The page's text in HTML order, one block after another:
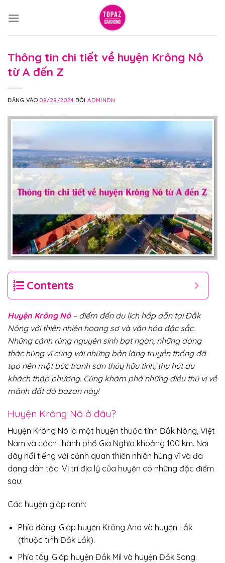
qua
Thông tin chi tiết về huyện Krông Nô
từ A đến Z
ĐĂNG VÀO09/29/2024 BỞIADMINDN
Contents
Huyện Krông Nô– điểm đến du lịch hấp dẫn tại Đắk
Nông với thiên nhiên hoang sơ và văn hóa đặc sắc.
Những cánh rừng nguyên sinh bạt ngàn, những dòng
thác hùng vĩ cùng với những bản làng truyền thống đã
tạo nên một bức tranh sơn thủy hữu tình, thu hút du
khách thập phương. Cùng khám phá những điều thú vị về
mảnh đất đỏ bazan này!
Huyện Krông Nô ở đâu?
Huyện Krông Nô là một huyện thuộc tỉnh Đắk Nông, Việt
Nam và cách thành phố Gia Nghĩa khoảng 100 km. Nơi
đây nổi tiếng với cảnh quan thiên nhiên hùng vĩ và đa
dạng dân tộc. Vị trí địa lý của huyện có những đặc điểm
sau:
Các huyện giáp ranh:
Phía đông: Giáp huyện Krông Ana và huyện Lắk
(thuộc tỉnh Đắk Lắk).
Phía tây: Giáp huyện Đắk Mil và huyện Đắk Song.